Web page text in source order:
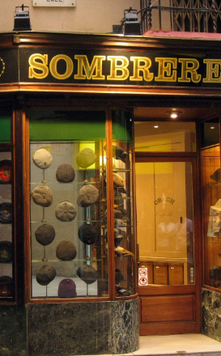
Acceso a Grado Superior.
Acceso al Mundo Laboral.